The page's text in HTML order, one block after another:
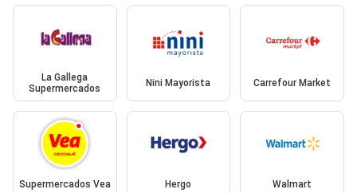
La Gallega
Supermercados
Nini Mayorista Carrefour Market
Supermercados Vea Hergo Walmart